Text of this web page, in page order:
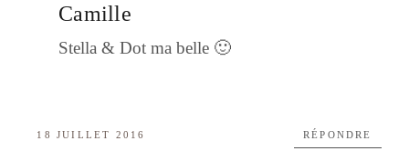
Camille
Stella & Dot ma belle 🙂
18 JUILLET 2016 RÉPONDRE